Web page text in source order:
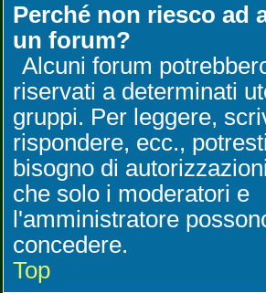
Perché non riesco ad
un forum?
Alcuni forum
riservati a determinati
gruppi. Per leggere,
rispondere, ecc.,
bisogno di
che solo i moderatori e
l'amministratore
concedere.
Top